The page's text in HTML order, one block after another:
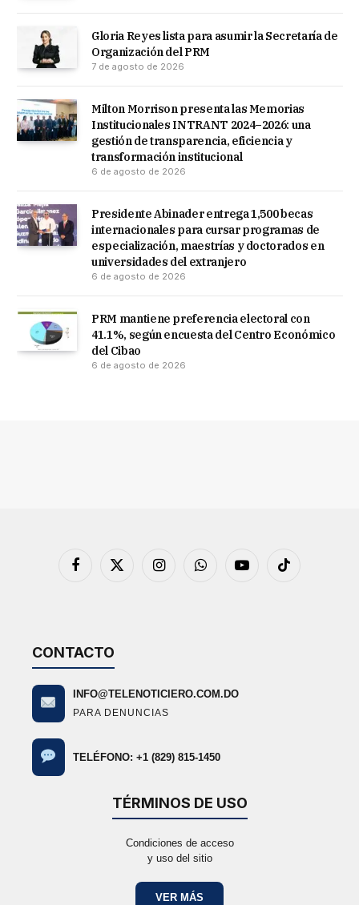
Gloria Reyes lista para asumir la Secretaría de
Organización del PRM
7 de agosto de 2026
Milton Morrison presenta las Memorias
Institucionales INTRANT 2024–2026: una
gestión de transparencia, eficiencia y
transformación institucional
6 de agosto de 2026
Presidente Abinader entrega 1,500 becas
internacionales para cursar programas de
especialización, maestrías y doctorados en
universidades del extranjero
6 de agosto de 2026
PRM mantiene preferencia electoral con
41.1%, según encuesta del Centro Económico
del Cibao
6 de agosto de 2026
Facebook
X
InstagramWhatsAppYouTubeTikTok
CONTACTO
INFO@TELENOTICIERO.COM.DO
PARA DENUNCIAS
TELÉFONO: +1 (829) 815-1450
TÉRMINOS DE USO
Condiciones de acceso
y uso del sitio
VER MÁS